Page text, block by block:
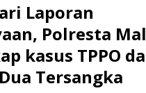
Laporan
Polresta
kasus TPPO
Tersangka